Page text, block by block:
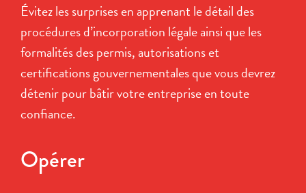
Évitez les surprises en apprenant le détail des
procédures d’incorporation légale ainsi que les
formalités des permis, autorisations et
certifications gouvernementales que vous devrez
détenir pour bâtir votre entreprise en toute
confiance.
Opérer